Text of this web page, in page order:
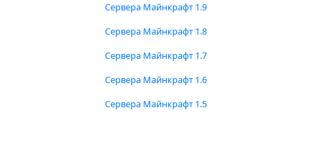
Сервера Майнкрафт 1.9
Сервера Майнкрафт 1.8
Сервера Майнкрафт 1.7
Сервера Майнкрафт 1.6
Сервера Майнкрафт 1.5